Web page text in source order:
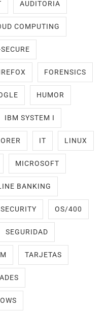
AUDITORIA
COMPUTING
FORENSICS
HUMOR
IBM SYSTEM I
IT LINUX
MICROSOFT
BANKING
OS/400
SEGURIDAD
TARJETAS